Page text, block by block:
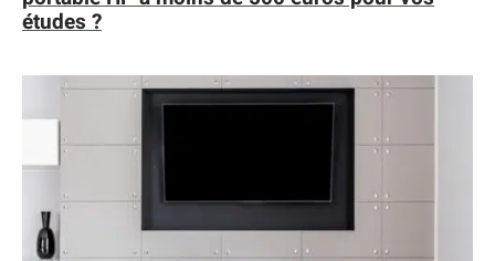
études ?